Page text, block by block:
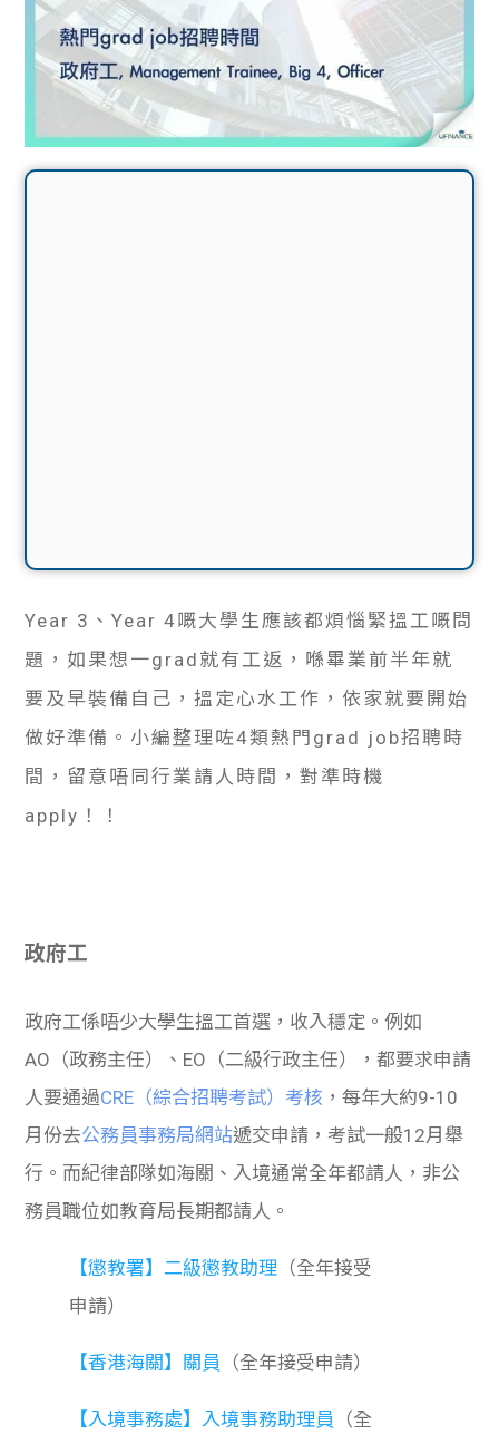
Year 3、Year 4嘅大學生應該都煩惱緊搵工嘅問
題，如果想一grad就有工返，喺畢業前半年就
要及早裝備自己，搵定心水工作，依家就要開始
做好準備。小編整理咗4類熱門grad job招聘時
間，留意唔同行業請人時間，對準時機
apply！！
政府工
政府工係唔少大學生搵工首選，收入穩定。例如
AO（政務主任）、EO（二級行政主任），都要求申請
人要通過CRE（綜合招聘考試）考核 ，每年大約9-10
月份去公務員事務局網站遞交申請，考試一般12月舉
行。而紀律部隊如海關、入境通常全年都請人，非公
務員職位如教育局長期都請人。
【懲教署】二級懲教助理 （全年接受
申請）
【香港海關】關員 （全年接受申請）
【入境事務處】入境事務助理員
（全